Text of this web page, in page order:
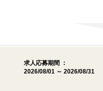
求人応募期間 ：
2026/08/01 ～ 2026/08/31